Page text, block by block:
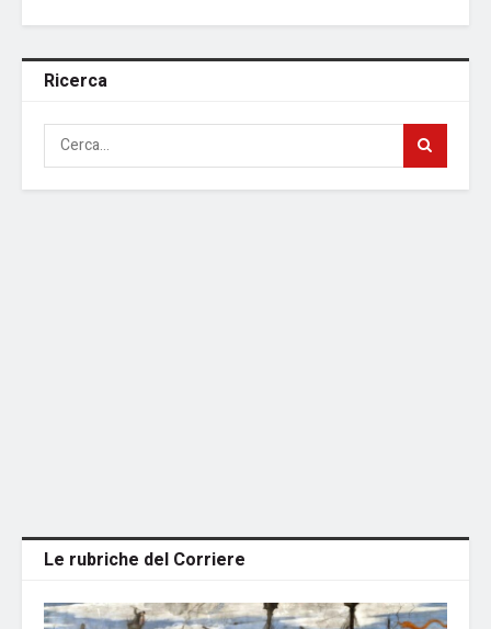
Ricerca
Le rubriche del Corriere